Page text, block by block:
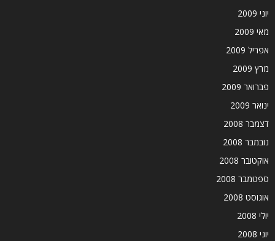
יוני 2009
מאי 2009
אפריל 2009
מרץ 2009
פברואר 2009
ינואר 2009
דצמבר 2008
נובמבר 2008
אוקטובר 2008
ספטמבר 2008
אוגוסט 2008
יולי 2008
יוני 2008